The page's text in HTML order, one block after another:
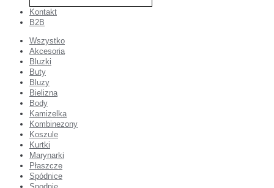
Kontakt
B2B
Wszystko
Akcesoria
Bluzki
Buty
Bluzy
Bielizna
Body
Kamizelka
Kombinezony
Koszule
Kurtki
Marynarki
Płaszcze
Spódnice